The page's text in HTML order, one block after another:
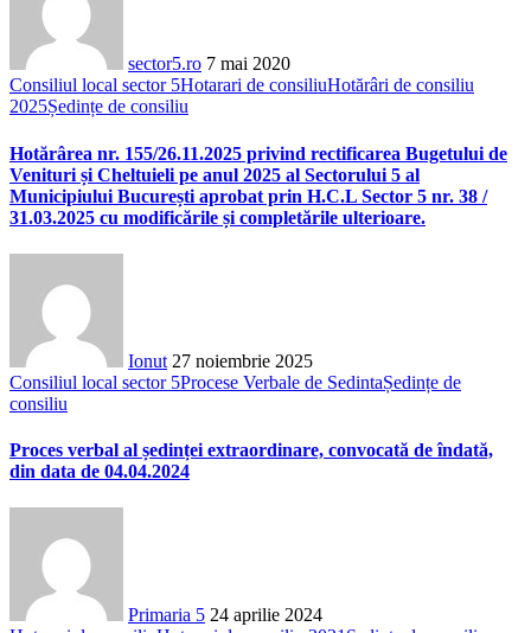
sector5.ro 7 mai 2020
Consiliul local sector 5Hotarari de consiliuHotărâri de consiliu
2025Ședințe de consiliu
Hotărârea nr. 155/26.11.2025 privind rectificarea Bugetului de
Venituri și Cheltuieli pe anul 2025 al Sectorului 5 al
Municipiului București aprobat prin H.C.L Sector 5 nr. 38 /
31.03.2025 cu modificările și completările ulterioare.
Ionut 27 noiembrie 2025
Consiliul local sector 5Procese Verbale de SedintaȘedințe de
consiliu
Proces verbal al ședinței extraordinare, convocată de îndată,
din data de 04.04.2024
Primaria 5 24 aprilie 2024